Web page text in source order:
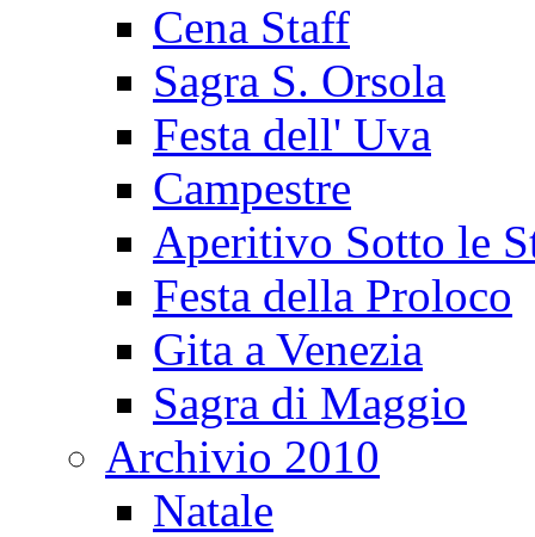
Cena Staff
Sagra S. Orsola
Festa dell' Uva
Campestre
Aperitivo Sotto le
Festa della Proloco
Gita a Venezia
Sagra di Maggio
Archivio 2010
Natale